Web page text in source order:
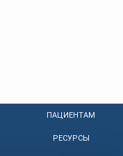
ПАЦИЕНТАМ
РЕСУРСЫ